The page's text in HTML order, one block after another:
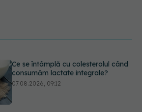
Ce se întâmplă cu colesterolul când
consumăm lactate integrale?
07.08.2026, 09:12